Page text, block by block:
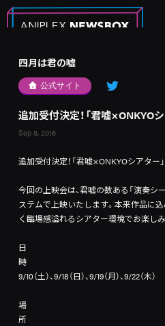
四月は君の嘘
公式サイト
追加受付決定！「君嘘×ONKYO
Sep 8, 2016
追加受付決定！「君嘘×ONKYOシアター
今回の上映会は、君嘘の数ある「演奏シ
ステムで上映いたします。本来作品に
く臨場感溢れるシアター環境でお楽し
日
9/10（土）、9/18（日）、9/19（月）、9/22（木）
場